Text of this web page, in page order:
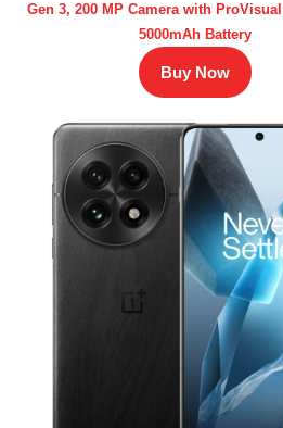
Gen 3, 200 MP Camera with
5000mAh Battery
Buy Now